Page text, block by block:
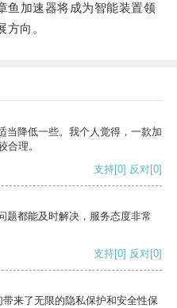
加速器将成为智能装置领
向。
当降低一些。我个人觉得，一款加
合理。
支持[0] 反对[0]
题都能及时解决，服务态度非常
支持[0] 反对[0]
来了无限的隐私保护和安全性保